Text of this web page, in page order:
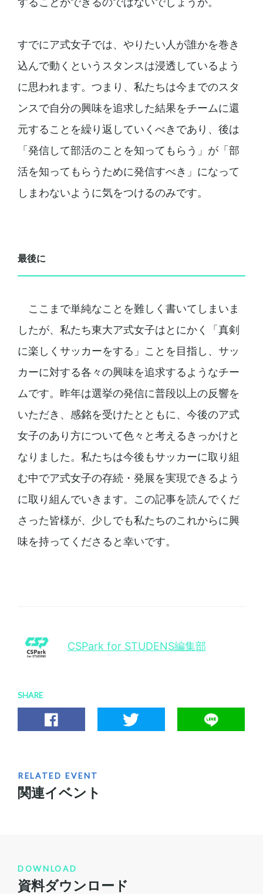
すでにア式女子では、やりたい人が誰かを巻き
込んで動くというスタンスは浸透しているよう
に思われます。つまり、私たちは今までのスタ
ンスで自分の興味を追求した結果をチームに還
元することを繰り返していくべきであり、後は
「発信して部活のことを知ってもらう」が「部
活を知ってもらうために発信すべき」になって
しまわないように気をつけるのみです。
最後に
ここまで単純なことを難しく書いてしまいま
したが、私たち東大ア式女子はとにかく「真剣
に楽しくサッカーをする」ことを目指し、サッ
カーに対する各々の興味を追求するようなチー
ムです。昨年は選挙の発信に普段以上の反響を
いただき、感銘を受けたとともに、今後のア式
女子のあり方について色々と考えるきっかけと
なりました。私たちは今後もサッカーに取り組
む中でア式女子の存続・発展を実現できるよう
に取り組んでいきます。この記事を読んでくだ
さった皆様が、少しでも私たちのこれからに興
味を持ってくださると幸いです。
CSPark for STUDENS編集部
SHARE
RELATED EVENT
関連イベント
DOWNLOAD
資料ダウンロード